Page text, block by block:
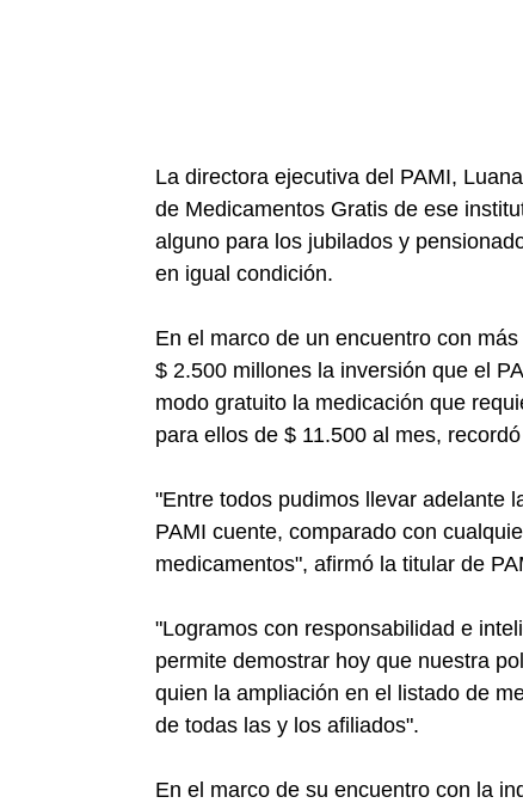
La directora ejecutiva del PAMI,
de Medicamentos Gratis de ese
alguno para los jubilados y
en igual condición.
En el marco de un encuentro con
$ 2.500 millones la inversión que el
modo gratuito la medicación que
para ellos de $ 11.500 al mes,
"Entre todos pudimos llevar adelante
PAMI cuente, comparado con
medicamentos", afirmó la titular de
"Logramos con responsabilidad e
permite demostrar hoy que nuestra
quien la ampliación en el listado de
de todas las y los afiliados".
En el marco de su encuentro con la